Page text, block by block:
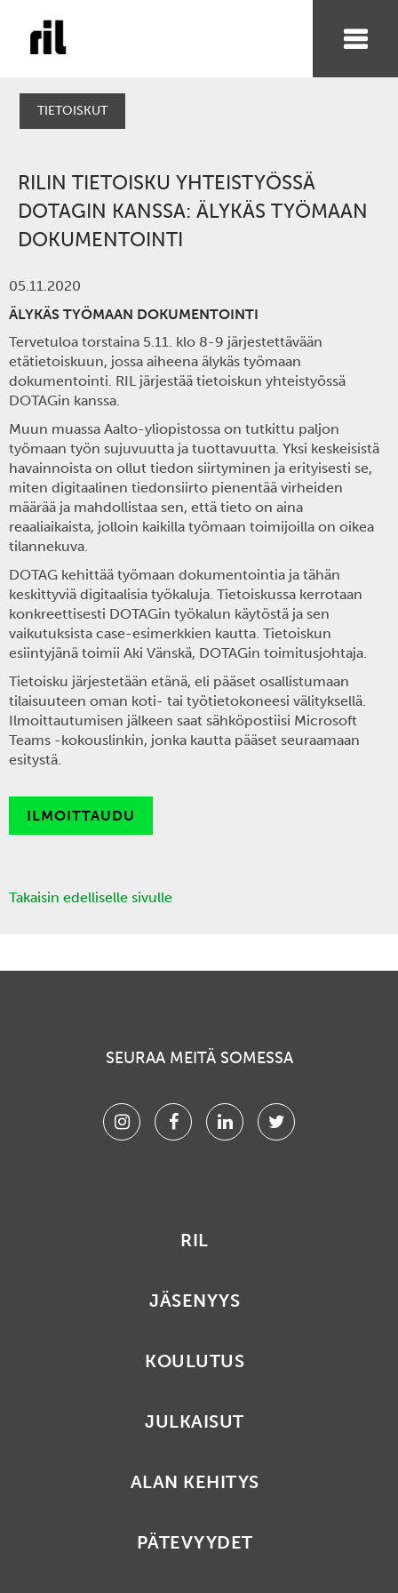
TIETOISKUT
RILIN TIETOISKU YHTEISTYÖSSÄ
DOTAGIN KANSSA: ÄLYKÄS TYÖMAAN
DOKUMENTOINTI
05.11.2020
ÄLYKÄS TYÖMAAN DOKUMENTOINTI
Tervetuloa torstaina 5.11. klo 8-9 järjestettävään
etätietoiskuun, jossa aiheena älykäs työmaan
dokumentointi. RIL järjestää tietoiskun yhteistyössä
DOTAGin kanssa.
Muun muassa Aalto-yliopistossa on tutkittu paljon
työmaan työn sujuvuutta ja tuottavuutta. Yksi keskeisistä
havainnoista on ollut tiedon siirtyminen ja erityisesti se,
miten digitaalinen tiedonsiirto pienentää virheiden
määrää ja mahdollistaa sen, että tieto on aina
reaaliaikaista, jolloin kaikilla työmaan toimijoilla on oikea
tilannekuva.
DOTAG kehittää työmaan dokumentointia ja tähän
keskittyviä digitaalisia työkaluja. Tietoiskussa kerrotaan
konkreettisesti DOTAGin työkalun käytöstä ja sen
vaikutuksista case-esimerkkien kautta. Tietoiskun
esiintyjänä toimii Aki Vänskä, DOTAGin toimitusjohtaja.
Tietoisku järjestetään etänä, eli pääset osallistumaan
tilaisuuteen oman koti- tai työtietokoneesi välityksellä.
Ilmoittautumisen jälkeen saat sähköpostiisi Microsoft
Teams -kokouslinkin, jonka kautta pääset seuraamaan
esitystä.
ILMOITTAUDU
Takaisin edelliselle sivulle
SEURAA MEITÄ SOMESSA
InstagramFacebookLinkedinTwitter
RIL
JÄSENYYS
KOULUTUS
JULKAISUT
ALAN KEHITYS
PÄTEVYYDET